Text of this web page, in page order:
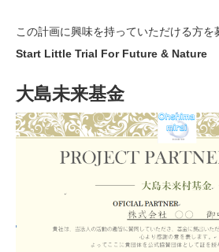
この計画に興味を持っていただける方
Start Little Trial For Future & Nature
大島未来基金